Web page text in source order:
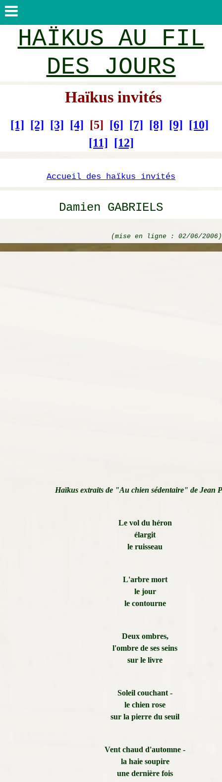
HAÏKUS AU FIL
DES JOURS
Haïkus invités
[1] [2] [3] [4] [5] [6] [7] [8] [9] [10]
[11] [12]
Accueil des haïkus invités
Damien GABRIELS
(mise en ligne : 02/06/2006)
Haïkus extraits de "Au chien sédentaire" de Jean
Le vol du héron
élargit
le ruisseau
L'arbre mort
le jour
le contourne
Deux ombres,
l'ombre de ses seins
sur le livre
Soleil couchant -
le chien rose
sur la pierre du seuil
Vent chaud d'automne -
la haie soupire
une dernière fois